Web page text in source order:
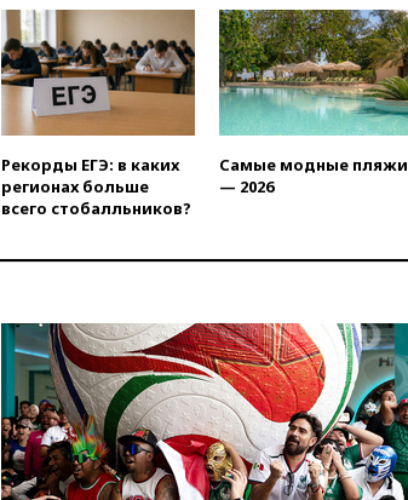
крайне низкого уровня
13:16
«Родина» просит
Верховный суд снять «Яблоко»
с выборов
13:11
Путин обсудил с
президентом ОАЭ ситуацию в
Персидском заливе и на
Украине
выселить из квартиры
12:51Россия планирует
запустить групповые
безвизовые турпоездки для
Вьетнама
12:36Экспорт растворимого
кофе из России достиг
рекордных показателей
Рекорды ЕГЭ: в каких
регионах больше
всего стобалльников?
Самые модные пляжи
— 2026